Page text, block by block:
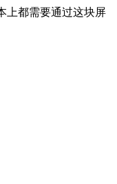
上都需要通过这块屏